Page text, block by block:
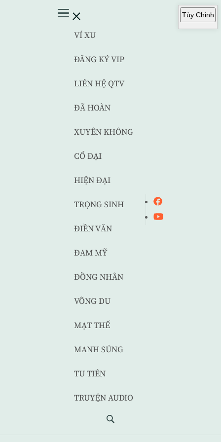
VÍ XU
ĐĂNG KÝ VIP
LIÊN HỆ QTV
ĐÃ HOÀN
XUYÊN KHÔNG
CỔ ĐẠI
HIỆN ĐẠI
TRỌNG SINH
ĐIỀN VĂN
ĐAM MỸ
ĐỒNG NHÂN
VÕNG DU
MẠT THẾ
MANH SỦNG
TU TIÊN
TRUYỆN AUDIO
Tùy Chỉnh